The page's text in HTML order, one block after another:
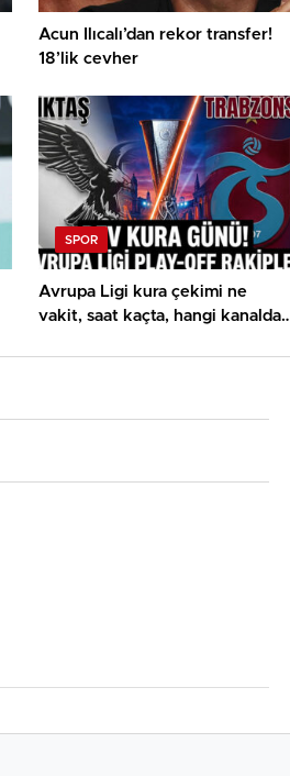
Acun Ilıcalı’dan rekor transfer!
18’lik cevher
SPOR
Avrupa Ligi kura çekimi ne
vakit, saat kaçta, hangi kanalda?